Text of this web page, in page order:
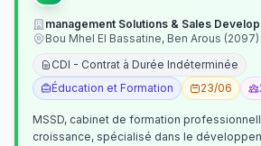
management Solutions & Sales
Bou Mhel El Bassatine, Ben Arous (2097)
CDI - Contrat à Durée Indéterminée
Éducation et Formation
23/06
MSSD, cabinet de formation
croissance, spécialisé dans le